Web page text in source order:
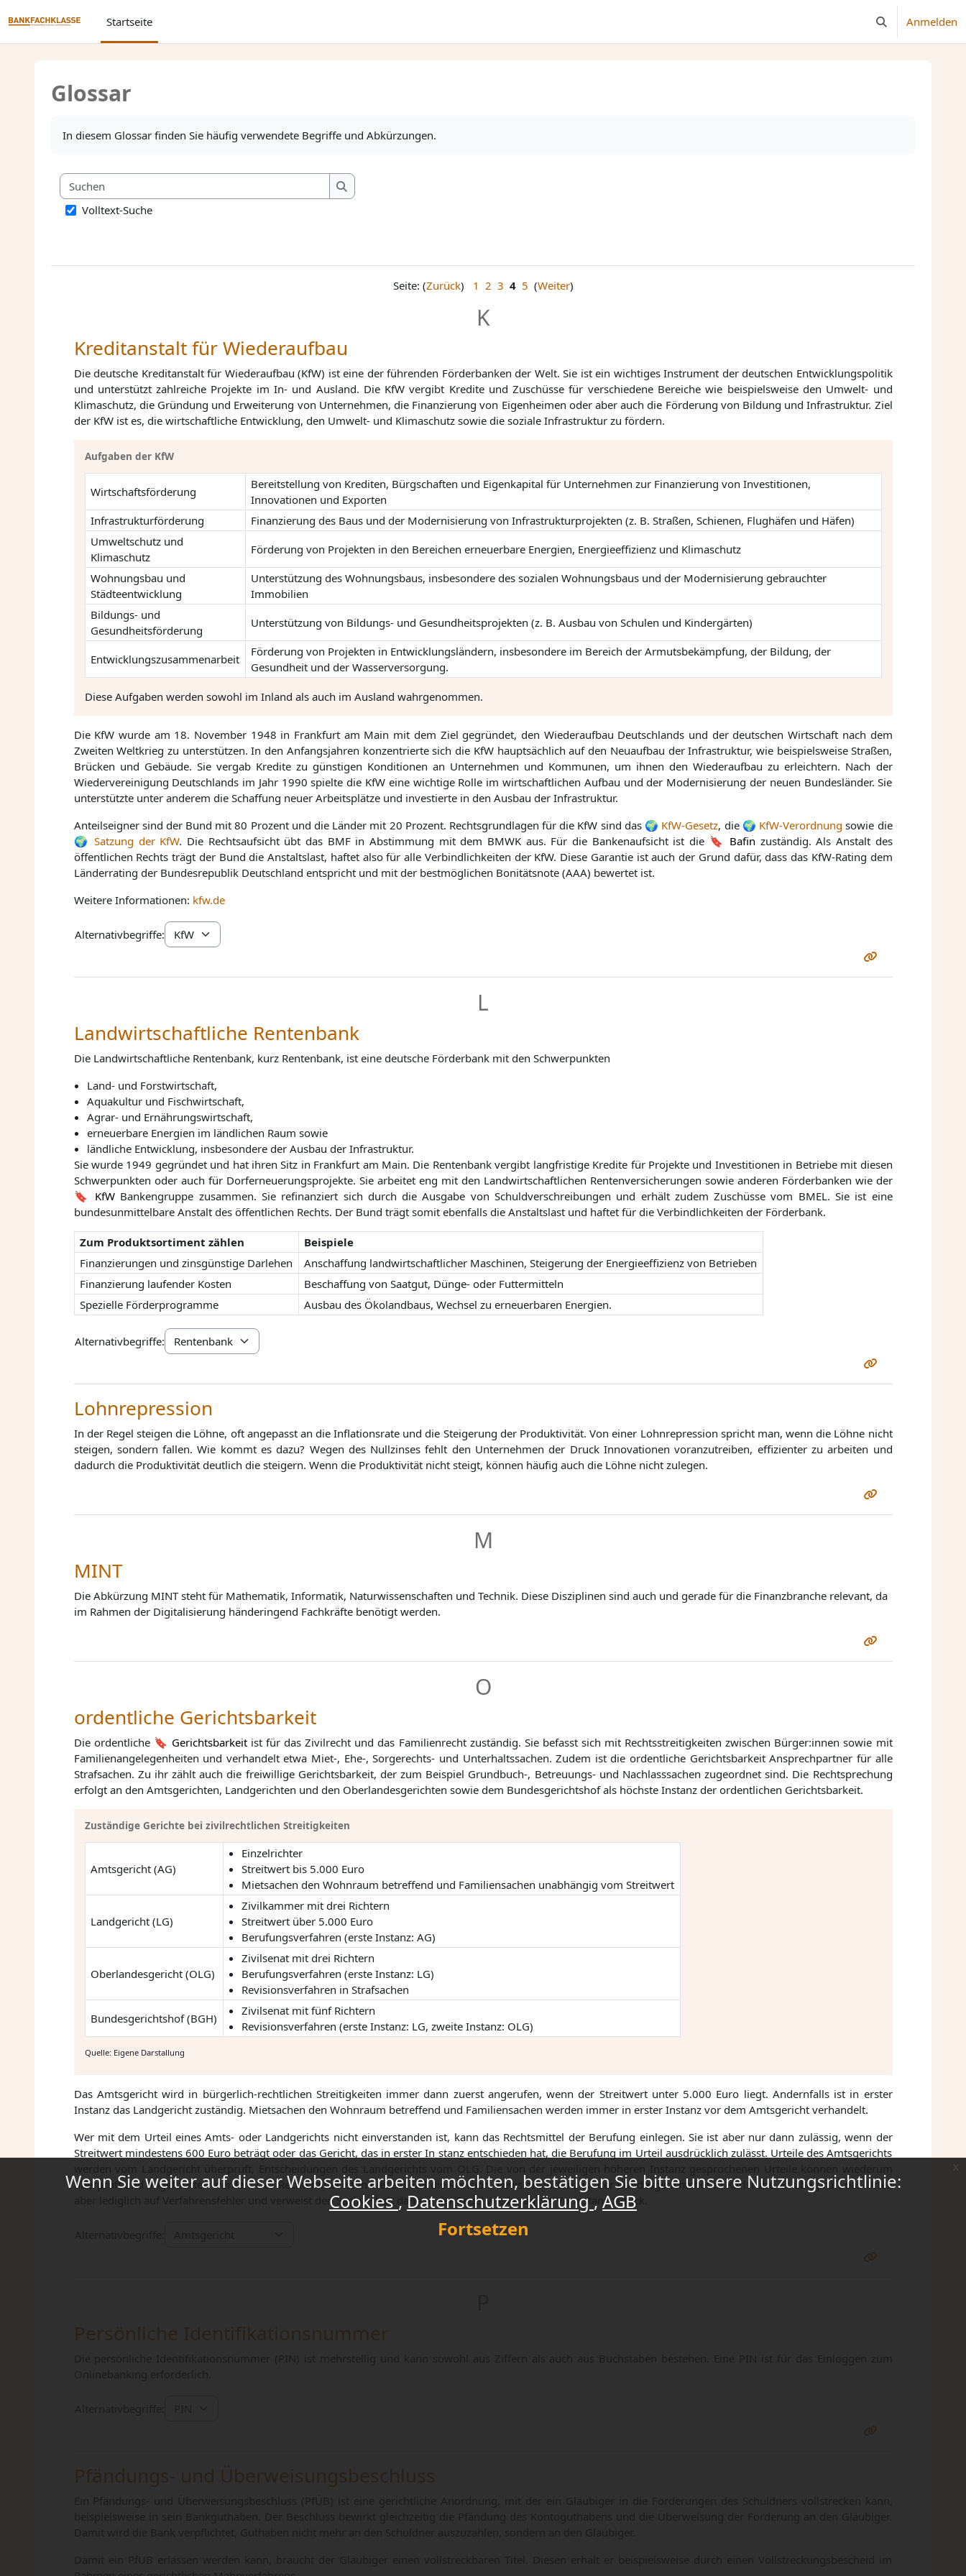
Wenn Sie weiter auf dieser Webseite arbeiten möchten, bestätigen Sie bitte unsere Nutzungsrichtlinie:
Cookies
Datenschutzerklärung
AGB
Fortsetzen
x
Startseite Sucheingabe
Anmelden
Glossar
In diesem Glossar finden Sie häufig verwendete Begriffe und Abkürzungen.
Suchen
Suchen
Volltext-Suche
Seite: (Zurück) 1 2 3 4 5 (Weiter)
K
Kreditanstalt für Wiederaufbau
Die deutsche Kreditanstalt für Wiederaufbau (KfW) ist eine der führenden Förderbanken der Welt. Sie ist ein wichtiges Instrument der deutschen Entwicklungspolitik
und unterstützt zahlreiche Projekte im In- und Ausland. Die KfW vergibt Kredite und Zuschüsse für verschiedene Bereiche wie beispielsweise den Umwelt- und
Klimaschutz, die Gründung und Erweiterung von Unternehmen, die Finanzierung von Eigenheimen oder aber auch die Förderung von Bildung und Infrastruktur. Ziel
der KfW ist es, die wirtschaftliche Entwicklung, den Umwelt- und Klimaschutz sowie die soziale Infrastruktur zu fördern.
Aufgaben der KfW
Wirtschaftsförderung
Bereitstellung von Krediten, Bürgschaften und Eigenkapital für Unternehmen zur Finanzierung von Investitionen,
Innovationen und Exporten
Infrastrukturförderung
Finanzierung des Baus und der Modernisierung von Infrastrukturprojekten (z. B. Straßen, Schienen, Flughäfen und Häfen)
Umweltschutz und
Klimaschutz
Förderung von Projekten in den Bereichen erneuerbare Energien, Energieeffizienz und Klimaschutz
Wohnungsbau und
Städteentwicklung
Unterstützung des Wohnungsbaus, insbesondere des sozialen Wohnungsbaus und der Modernisierung gebrauchter
Immobilien
Bildungs- und
Gesundheitsförderung
Unterstützung von Bildungs- und Gesundheitsprojekten (z. B. Ausbau von Schulen und Kindergärten)
Entwicklungszusammenarbeit
Förderung von Projekten in Entwicklungsländern, insbesondere im Bereich der Armutsbekämpfung, der Bildung, der
Gesundheit und der Wasserversorgung.
Diese Aufgaben werden sowohl im Inland als auch im Ausland wahrgenommen.
Die KfW wurde am 18. November 1948 in Frankfurt am Main mit dem Ziel gegründet, den Wiederaufbau Deutschlands und der deutschen Wirtschaft nach dem
Zweiten Weltkrieg zu unterstützen. In den Anfangsjahren konzentrierte sich die KfW hauptsächlich auf den Neuaufbau der Infrastruktur, wie beispielsweise Straßen,
Brücken und Gebäude. Sie vergab Kredite zu günstigen Konditionen an Unternehmen und Kommunen, um ihnen den Wiederaufbau zu erleichtern. Nach der
Wiedervereinigung Deutschlands im Jahr 1990 spielte die KfW eine wichtige Rolle im wirtschaftlichen Aufbau und der Modernisierung der neuen Bundesländer. Sie
unterstützte unter anderem die Schaffung neuer Arbeitsplätze und investierte in den Ausbau der Infrastruktur.
Anteilseigner sind der Bund mit 80 Prozent und die Länder mit 20 Prozent. Rechtsgrundlagen für die KfW sind das
KfW-Gesetz, die KfW-Verordnung sowie die
Satzung der KfW. Die Rechtsaufsicht übt das BMF in Abstimmung mit dem BMWK aus. Für die Bankenaufsicht ist die Bafin zuständig. Als Anstalt des
öffentlichen Rechts trägt der Bund die Anstaltslast, haftet also für alle Verbindlichkeiten der KfW. Diese Garantie ist auch der Grund dafür, dass das KfW-Rating dem
Länderrating der Bundesrepublik Deutschland entspricht und mit der bestmöglichen Bonitätsnote (AAA) bewertet ist.
Weitere Informationen: kfw.de
Alternativbegriffe:
L
Landwirtschaftliche Rentenbank
Die Landwirtschaftliche Rentenbank, kurz Rentenbank, ist eine deutsche Förderbank mit den Schwerpunkten
Land- und Forstwirtschaft,
Aquakultur und Fischwirtschaft,
Agrar- und Ernährungswirtschaft,
erneuerbare Energien im ländlichen Raum sowie
ländliche Entwicklung, insbesondere der Ausbau der Infrastruktur.
Sie wurde 1949 gegründet und hat ihren Sitz in Frankfurt am Main. Die Rentenbank vergibt langfristige Kredite für Projekte und Investitionen in Betriebe mit diesen
Schwerpunkten oder auch für Dorferneuerungsprojekte. Sie arbeitet eng mit den Landwirtschaftlichen Rentenversicherungen sowie anderen Förderbanken wie der
KfW Bankengruppe zusammen. Sie refinanziert sich durch die Ausgabe von Schuldverschreibungen und erhält zudem Zuschüsse vom BMEL. Sie ist eine
bundesunmittelbare Anstalt des öffentlichen Rechts. Der Bund trägt somit ebenfalls die Anstaltslast und haftet für die Verbindlichkeiten der Förderbank.
Zum Produktsortiment zählen
Beispiele
Finanzierungen und zinsgünstige Darlehen
Anschaffung landwirtschaftlicher Maschinen, Steigerung der Energieeffizienz von Betrieben
Finanzierung laufender Kosten
Beschaffung von Saatgut, Dünge- oder Futtermitteln
Spezielle Förderprogramme
Ausbau des Ökolandbaus, Wechsel zu erneuerbaren Energien.
Alternativbegriffe:
Lohnrepression
In der Regel steigen die Löhne, oft angepasst an die Inflationsrate und die Steigerung der Produktivität. Von einer Lohnrepression spricht man, wenn die Löhne nicht
steigen, sondern fallen. Wie kommt es dazu? Wegen des Nullzinses fehlt den Unternehmen der Druck Innovationen voranzutreiben, effizienter zu arbeiten und
dadurch die Produktivität deutlich die steigern. Wenn die Produktivität nicht steigt, können häufig auch die Löhne nicht zulegen.
M
MINT
Die Abkürzung MINT steht für Mathematik, Informatik, Naturwissenschaften und Technik. Diese Disziplinen sind auch und gerade für die Finanzbranche relevant, da
im Rahmen der Digitalisierung händeringend Fachkräfte benötigt werden.
O
ordentliche Gerichtsbarkeit
Die ordentliche Gerichtsbarkeitist für das Zivilrecht und das Familienrecht zuständig. Sie befasst sich mit Rechtsstreitigkeiten zwischen Bürger:innen sowie mit
Familienangelegenheiten und verhandelt etwa Miet-, Ehe-, Sorgerechts- und Unterhaltssachen. Zudem ist die ordentliche Gerichtsbarkeit Ansprechpartner für alle
Strafsachen. Zu ihr zählt auch die freiwillige Gerichtsbarkeit, der zum Beispiel Grundbuch-, Betreuungs- und Nachlasssachen zugeordnet sind. Die Rechtsprechung
erfolgt an den Amtsgerichten, Landgerichten und den Oberlandesgerichten sowie dem Bundesgerichtshof als höchste Instanz der ordentlichen Gerichtsbarkeit.
Zuständige Gerichte bei zivilrechtlichen Streitigkeiten
Amtsgericht (AG)
Einzelrichter
Streitwert bis 5.000 Euro
Mietsachen den Wohnraum betreffend und Familiensachen unabhängig vom Streitwert
Landgericht (LG)
Zivilkammer mit drei Richtern
Streitwert über 5.000 Euro
Berufungsverfahren (erste Instanz: AG)
Oberlandesgericht (OLG)
Zivilsenat mit drei Richtern
Berufungsverfahren (erste Instanz: LG)
Revisionsverfahren in Strafsachen
Bundesgerichtshof (BGH)
Zivilsenat mit fünf Richtern
Revisionsverfahren (erste Instanz: LG, zweite Instanz: OLG)
Quelle: Eigene Darstallung
Das Amtsgericht wird in bürgerlich-rechtlichen Streitigkeiten immer dann zuerst angerufen, wenn der Streitwert unter 5.000 Euro liegt. Andernfalls ist in erster
Instanz das Landgericht zuständig. Mietsachen den Wohnraum betreffend und Familiensachen werden immer in erster Instanz vor dem Amtsgericht verhandelt.
Wer mit dem Urteil eines Amts- oder Landgerichts nicht einverstanden ist, kann das Rechtsmittel der Berufung einlegen. Sie ist aber nur dann zulässig, wenn der
Streitwert mindestens 600 Euro beträgt oder das Gericht, das in erster In stanz entschieden hat, die Berufung im Urteil ausdrücklich zulässt. Urteile des Amtsgerichts
überprüft und angefochten werden. Das Rechtsmittel ist in diesem Fall die Revision. Revisionsinstanz ist der Bundesgerichtshof in Karlsruhe. Er überprüft das Urteil
aber lediglich auf Verfahrensfehler und verweist den Sachverhalt dann in der Regel wieder an die Vorinstanz zurück.
Persönliche Identifikationsnummer
Pfändungs- und Überweisungsbeschluss